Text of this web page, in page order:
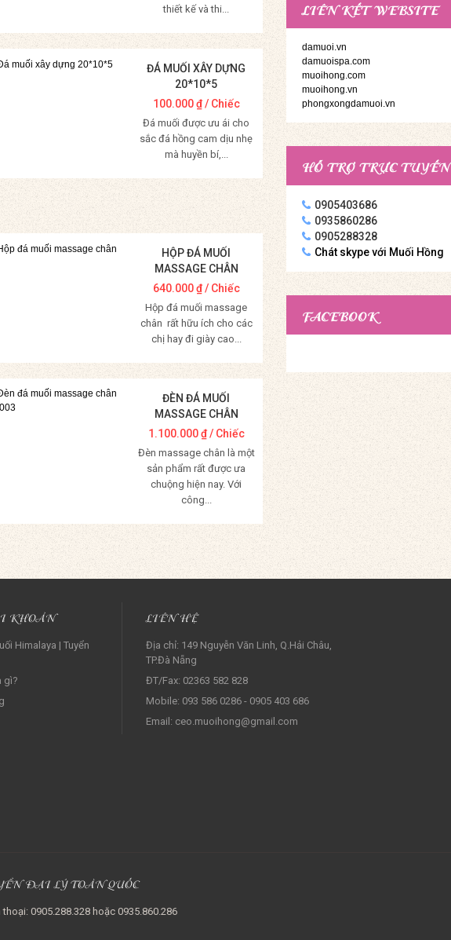
thiết kế và thi...
Mua Hàng
ĐÁ MUỐI XÂY DỰNG
20*10*5
100.000₫/ Chiếc
Đá muối được ưu ái cho
sắc đá hồng cam dịu nhẹ
mà huyền bí,...
Mua Hàng
HỘP ĐÁ MUỐI
MASSAGE CHÂN
640.000₫/ Chiếc
Hộp đá muối massage
chân rất hữu ích cho các
chị hay đi giày cao...
Mua Hàng
ĐÈN ĐÁ MUỐI
MASSAGE CHÂN
MC003
1.100.000₫/ Chiếc
Đèn massage chân là một
sản phẩm rất được ưa
chuộng hiện nay. Với
công...
LIÊN KẾT WEBSITE
damuoi.vn
damuoispa.com
muoihong.com
muoihong.vn
phongxongdamuoi.vn
HỖ TRỢ TRỰC TUYẾN
0905403686
0935860286
0905288328
Chát skype với Muối Hồng
FACEBOOK
KHOẢN
Himalaya | Tuyển
gì?
LIÊN HỆ
Địa chỉ: 149 Nguyễn Văn Linh, Q.Hải Châu,
TP.Đà Nẵng
ĐT/Fax: 02363 582 828
Mobile: 093 586 0286 - 0905 403 686
Email: ceo.muoihong@gmail.com
ĐẠI LÝ TOÀN QUỐC
0905.288.328 hoặc 0935.860.286